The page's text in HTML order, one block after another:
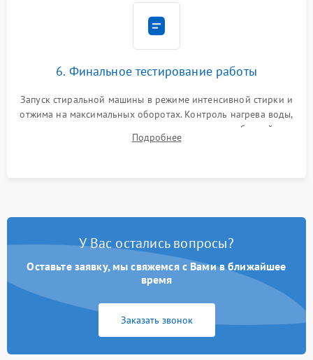
6. Финальное тестирование работы
Запуск стиральной машины в режиме интенсивной стирки и
отжима на максимальных оборотах. Контроль нагрева воды,
корректности слива, отсутствия излишних вибраций,
посторонних стуков и протечек под корпусом.
Подробнее
У Вас остались вопросы?
Оставьте заявку, мы свяжемся с Вами в ближайшее
время
Заказать звонок